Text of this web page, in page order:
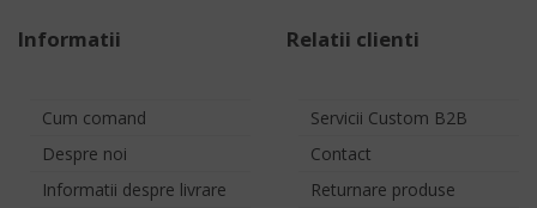
Informatii
Cum comand
Despre noi
Informatii despre livrare
Relatii clienti
Servicii Custom B2B
Contact
Returnare produse